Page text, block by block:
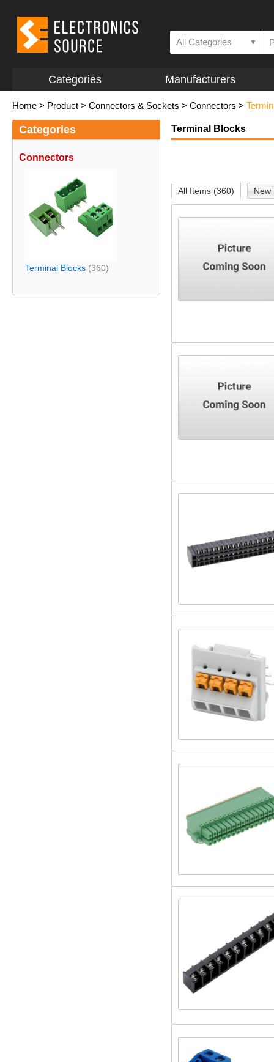
All Categories ▼
Categories Manufacturers
Home > Product > Connectors & Sockets > Connectors >
Categories
Connectors
Terminal Blocks (360)
Terminal Blocks
All Items (360) New